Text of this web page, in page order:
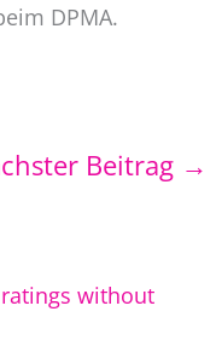
DPMA.
Beitrag →
without